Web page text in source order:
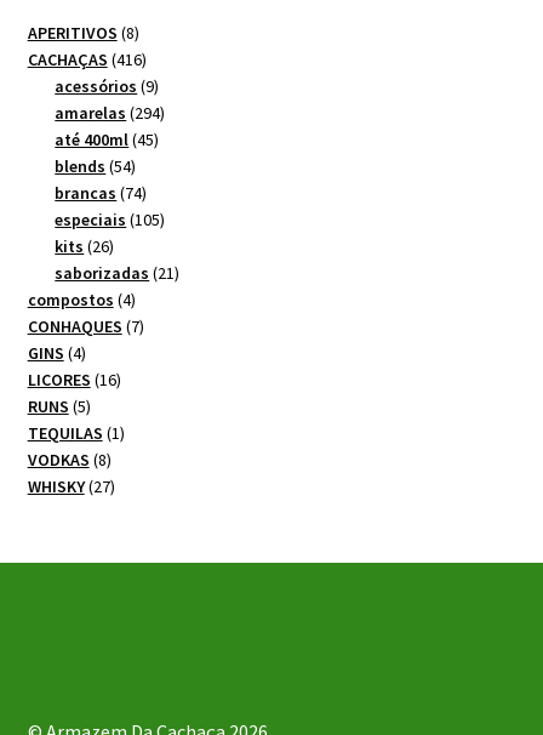
APERITIVOS 88
produtos
CACHAÇAS 416416
produtos
acessórios 99
produtos
amarelas 294294
até 400ml 4545
blends 5454
produtos
brancas 7474
produtos
especiais 105105
kits 2626
produtos
saborizadas 2121
compostos 44
produtos
CONHAQUES 77
GINS 44
produtos
LICORES 1616
RUNS 55
produtos
TEQUILAS 11
VODKAS 88
produtos
WHISKY 2727